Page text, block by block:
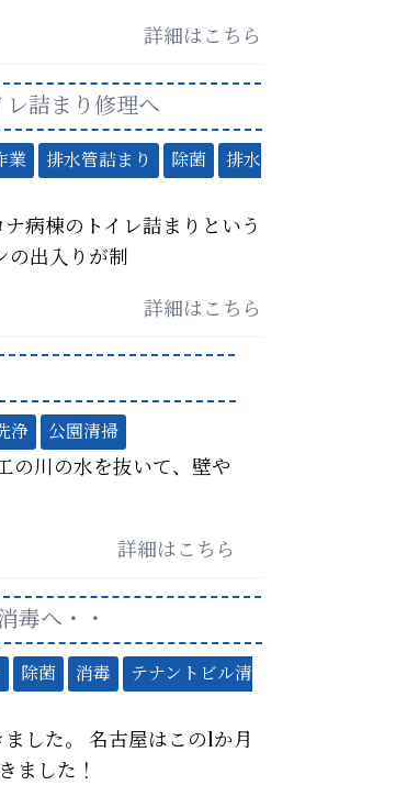
詳細はこちら
詰まり修理へ
業 排水管詰まり 除菌
排水
病棟のトイレ詰まりという
の出入りが制
詳細はこちら
浄 公園清掃
の川の水を抜いて、壁や
詳細はこちら
毒へ・・
除菌 消毒
テナントビル清
した。 名古屋はこの1か月
ました！